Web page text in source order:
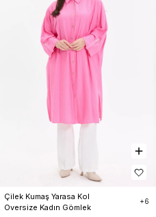
Çilek Kumaş Yarasa Kol
Oversize Kadın Gömlek
+6